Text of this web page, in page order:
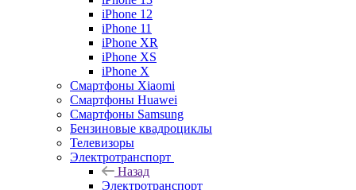
iPhone 12
iPhone 11
iPhone XR
iPhone XS
iPhone X
Смартфоны Xiaomi
Смартфоны Huawei
Смартфоны Samsung
Бензиновые квадроциклы
Телевизоры
Электротранспорт
Назад
Электротранспорт